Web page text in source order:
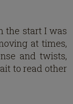
the start I was
at times,
and twists,
to read other